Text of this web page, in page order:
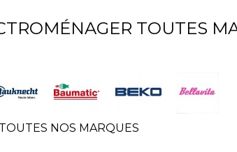
TOUTES
NOS MARQUES